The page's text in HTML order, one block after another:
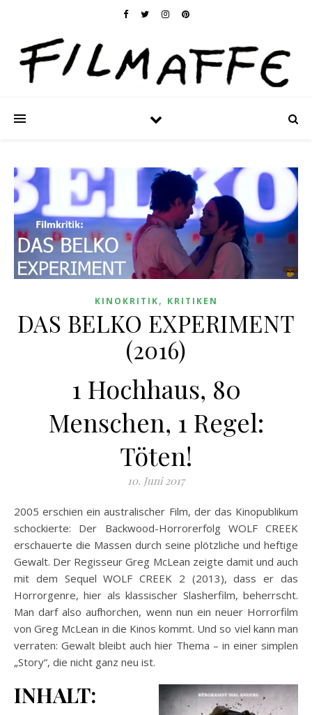
KINOKRITIK, KRITIKEN
DAS BELKO EXPERIMENT
(2016)
1 Hochhaus, 80
Menschen, 1 Regel:
Töten!
10. Juni 2017
2005 erschien ein australischer Film, der das Kinopublikum
schockierte: Der Backwood-Horrorerfolg WOLF CREEK
erschauerte die Massen durch seine plötzliche und heftige
Gewalt. Der Regisseur Greg McLean zeigte damit und auch
mit dem Sequel WOLF CREEK 2 (2013), dass er das
Horrorgenre, hier als klassischer Slasherfilm, beherrscht.
Man darf also aufhorchen, wenn nun ein neuer Horrorfilm
von Greg McLean in die Kinos kommt. Und so viel kann man
verraten: Gewalt bleibt auch hier Thema – in einer simplen
„Story“, die nicht ganz neu ist.
INHALT: